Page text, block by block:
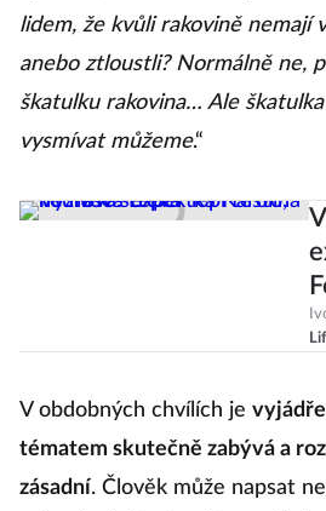
lidem, že kvůli rakovině nemají
anebo ztloustli? Normálně ne,
škatulku rakovina… Ale
vysmívat můžeme.“
V obdobných chvílích je
tématem skutečně zabývá a
zásadní. Člověk může napsat